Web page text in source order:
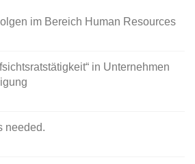
im Bereich Human Resources
in Unternehmen
needed.